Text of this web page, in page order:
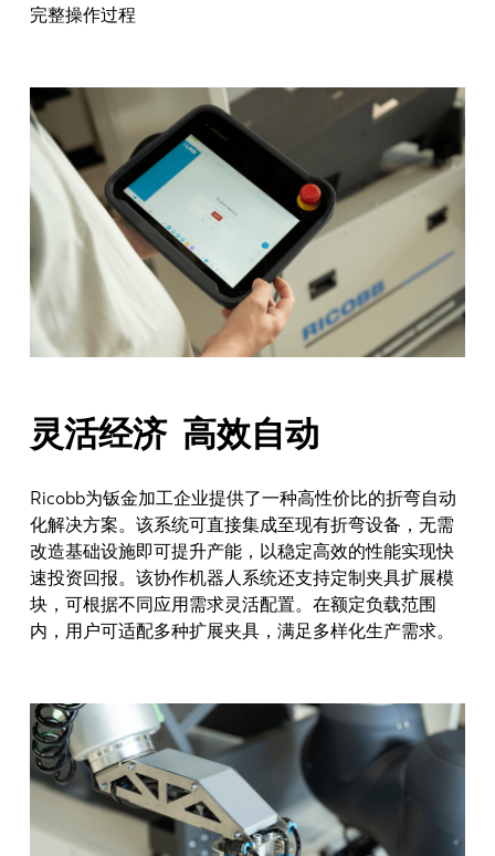
完整操作过程
灵活经济 高效自动
Ricobb为钣金加工企业提供了一种高性价比的折弯自动
化解决方案。该系统可直接集成至现有折弯设备，无需
改造基础设施即可提升产能，以稳定高效的性能实现快
速投资回报。该协作机器人系统还支持定制夹具扩展模
块，可根据不同应用需求灵活配置。在额定负载范围
内，用户可适配多种扩展夹具，满足多样化生产需求。